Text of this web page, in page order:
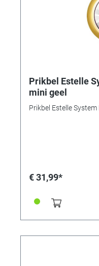
Prikbel Estelle
mini geel
Prikbel Estelle
€ 31,99*